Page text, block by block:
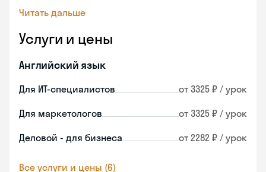
Читать дальше
Услуги и цены
Английский язык
Для ИТ-специалистов от 3325 ₽ / урок
Для маркетологов от 3325 ₽ / урок
Деловой - для бизнеса от 2282 ₽ / урок
Все услуги и цены (6)